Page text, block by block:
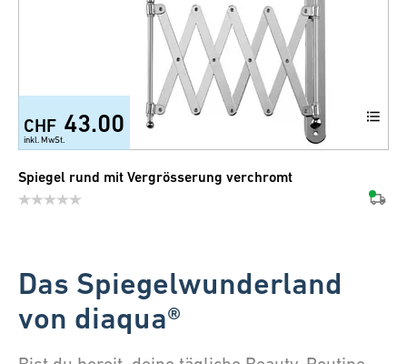
CHF 43.00
inkl. MwSt.
Spiegel rund mit Vergrösserung verchromt
Das Spiegelwunderland
von diaqua®